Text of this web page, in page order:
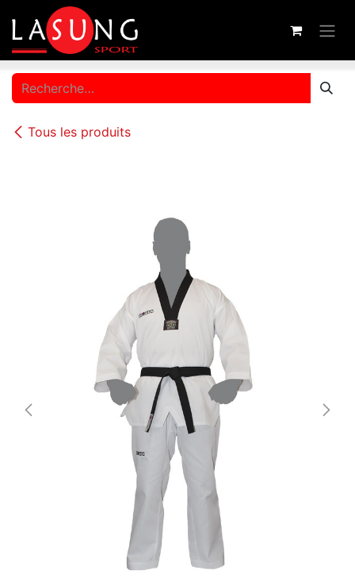
Se rendre au contenu
Tous les produits